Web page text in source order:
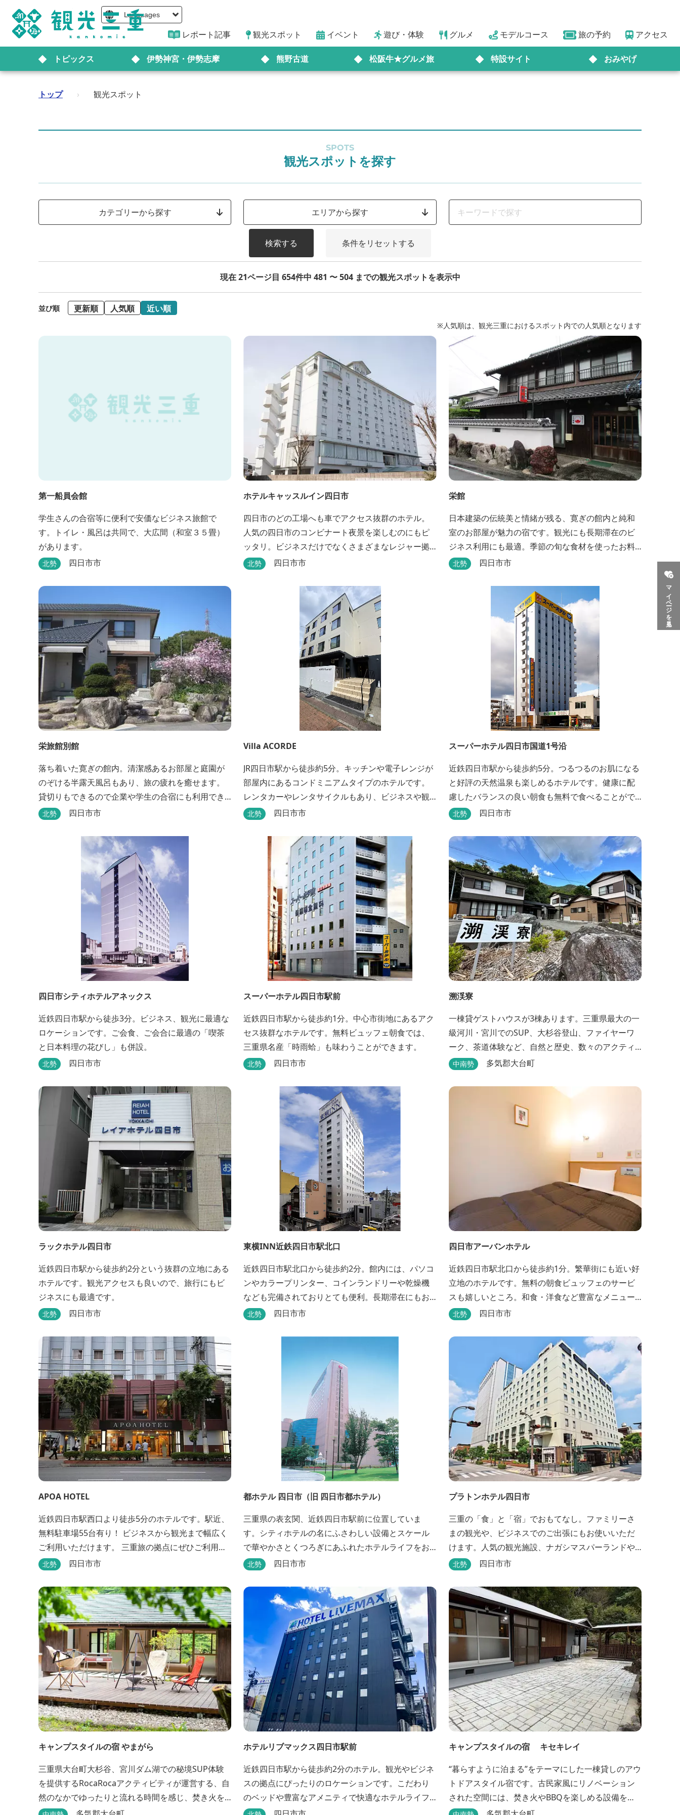
Languages
レポート記事 観光スポット イベント 遊び・体験 グルメ モデルコース 旅の予約 アクセス
トピックス 伊勢神宮・伊勢志摩 熊野古道 松阪牛★グルメ旅 特設サイト おみやげ
マイページを見る
トップ › 観光スポット
SPOTS
観光スポットを探す
カテゴリーから探す エリアから探す
検索する 条件をリセットする
現在 21ページ目 654件中 481 〜 504 までの観光スポットを表示中
並び順 更新順 人気順 近い順
※人気順は、観光三重におけるスポット内での人気順となります
第一船員会館
学生さんの合宿等に便利で安価なビジネス旅館で
す。トイレ・風呂は共同で、大広間（和室３５畳）
があります。
北勢 四日市市
ホテルキャッスルイン四日市
四日市のどの工場へも車でアクセス抜群のホテル。
人気の四日市のコンビナート夜景を楽しむのにもピ
ッタリ。ビジネスだけでなくさまざまなレジャー拠
点としても最適です。
北勢 四日市市
栄館
日本建築の伝統美と情緒が残る、寛ぎの館内と純和
室のお部屋が魅力の宿です。観光にも長期滞在のビ
ジネス利用にも最適。季節の旬な食材を使ったお料
理も楽しめます。
北勢 四日市市
栄旅館別館
落ち着いた寛ぎの館内。清潔感あるお部屋と庭園が
のぞける半露天風呂もあり、旅の疲れを癒せます。
貸切りもできるので企業や学生の合宿にも利用でき
ます。
北勢 四日市市
Villa ACORDE
JR四日市駅から徒歩約5分。キッチンや電子レンジが
部屋内にあるコンドミニアムタイプのホテルです。
レンタカーやレンタサイクルもあり、ビジネスや観
光にも最適です。
北勢 四日市市
スーパーホテル四日市国道1号沿
近鉄四日市駅から徒歩約5分。つるつるのお肌になる
と好評の天然温泉も楽しめるホテルです。健康に配
慮したバランスの良い朝食も無料で食べることがで
きます。
北勢 四日市市
四日市シティホテルアネックス
近鉄四日市駅から徒歩3分。ビジネス、観光に最適な
ロケーションです。ご会食、ご会合に最適の「喫茶
と日本料理の花びし」も併設。
北勢 四日市市
スーパーホテル四日市駅前
近鉄四日市駅から徒歩約1分。中心市街地にあるアク
セス抜群なホテルです。無料ビュッフェ朝食では、
三重県名産「時雨蛤」も味わうことができます。
北勢 四日市市
溯渓寮
一棟貸ゲストハウスが3棟あります。三重県最大の一
級河川・宮川でのSUP、大杉谷登山、ファイヤーワ
ーク、茶道体験など、自然と歴史、数々のアクティ
ビティが融合する溯渓寮で心地よい時間をお過ごし
有する清潔な宿泊棟です。大きな窓からは四季折々
の美しい風景を眺望でき、夏場はウッドデッキ、冬
場は薪ストーブと、季節を感じながらの滞在が可能
中南勢 多気郡大台町
ラックホテル四日市
近鉄四日市駅から徒歩約2分という抜群の立地にある
ホテルです。観光アクセスも良いので、旅行にもビ
ジネスにも最適です。
北勢 四日市市
東横INN近鉄四日市駅北口
近鉄四日市駅北口から徒歩約2分。館内には、パソコ
ンやカラープリンター、コインランドリーや乾燥機
なども完備されておりとても便利。長期滞在にもお
すすめです。
北勢 四日市市
四日市アーバンホテル
近鉄四日市駅北口から徒歩約1分。繁華街にも近い好
立地のホテルです。無料の朝食ビュッフェのサービ
スも嬉しいところ。和食・洋食など豊富なメニュー
が並びます。
北勢 四日市市
APOA HOTEL
近鉄四日市駅西口より徒歩5分のホテルです。駅近、
無料駐車場55台有り！ ビジネスから観光まで幅広く
ご利用いただけます。 三重旅の拠点にぜひご利用く
ださいませ♪
北勢 四日市市
都ホテル 四日市（旧 四日市都ホテル）
三重県の表玄関、近鉄四日市駅前に位置していま
す。シティホテルの名にふさわしい設備とスケール
で華やかさとくつろぎにあふれたホテルライフをお
楽しみいただけます。四日市を中心とした観光、ビ
ご利用いただけます。
北勢 四日市市
プラトンホテル四日市
三重の「食」と「宿」でおもてなし。ファミリーさ
まの観光や、ビジネスでのご出張にもお使いいただ
けます。人気の観光施設、ナガシマスパーランドや
鈴鹿サーキットをご利用の際にも便利です。 和食、
みください。近鉄四日市駅から徒歩３分と、公共交
通機関でのお越しにも大変便利です。
北勢 四日市市
キャンプスタイルの宿 やまがら
三重県大台町大杉谷、宮川ダム湖での秘境SUP体験
を提供するRocaRocaアクティビティが運営する、自
然のなかでゆったりと流れる時間を感じ、焚き火を
囲みながらBBQなどでアウトドア飯を愉しめる宿。
ホテルリブマックス四日市駅前
近鉄四日市駅から徒歩約2分のホテル。観光やビジネ
スの拠点にぴったりのロケーションです。こだわり
のベッドや豊富なアメニティで快適なホテルライフ
を過ごせます。
キャンプスタイルの宿 キセキレイ
“暮らすように泊まる”をテーマにした一棟貸しのアウ
トドアスタイル宿です。古民家風にリノベーション
された空間には、焚き火やBBQを楽しめる設備を備
え、日常を忘れてゆったりと過ごせる時間が広がり